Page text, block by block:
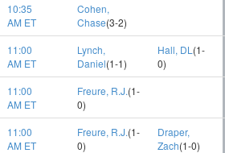
10:35
AM ET
Cohen,
Chase(3-2)
11:00
AM ET
Lynch,
Daniel(1-1)
Hall, DL (1-
0)
11:00
AM ET
Freure, R.J.(1-
0)
11:00
AM ET
Freure, R.J.(1-
0)
Draper,
Zach(1-0)